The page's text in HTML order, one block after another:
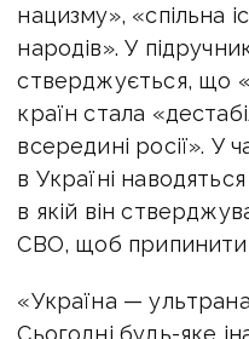
нацизму», «спільна
народів». У
стверджується, що
країн стала
всередині росії». У
в Україні
в якій він
СВО, щоб припинити
«Україна —
Сьогодні будь-яке